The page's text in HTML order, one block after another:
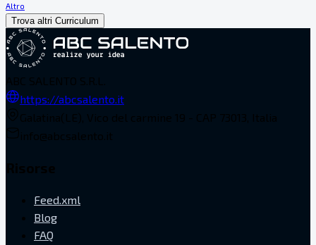
Altro
Trova altri Curriculum
https://abcsalento.it
Feed.xml
Blog
FAQ